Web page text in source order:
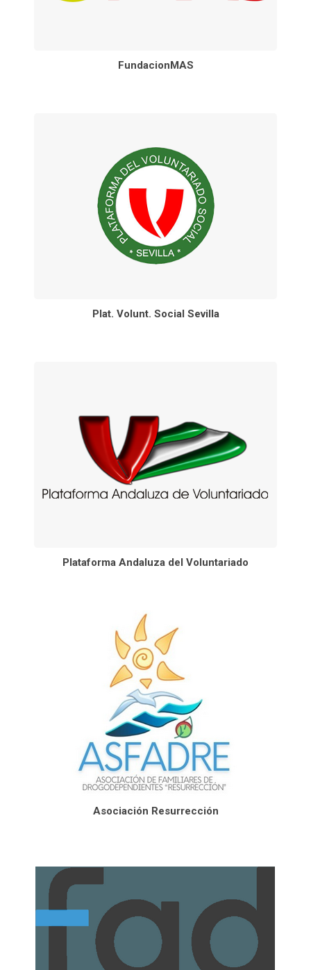
FundacionMAS
Plat. Volunt. Social Sevilla
Plataforma Andaluza del Voluntariado
Asociación Resurrección